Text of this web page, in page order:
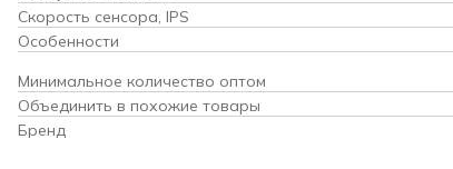
Скорость сенсора, IPS
Особенности
Минимальное количество оптом
Объединить в похожие товары
Бренд